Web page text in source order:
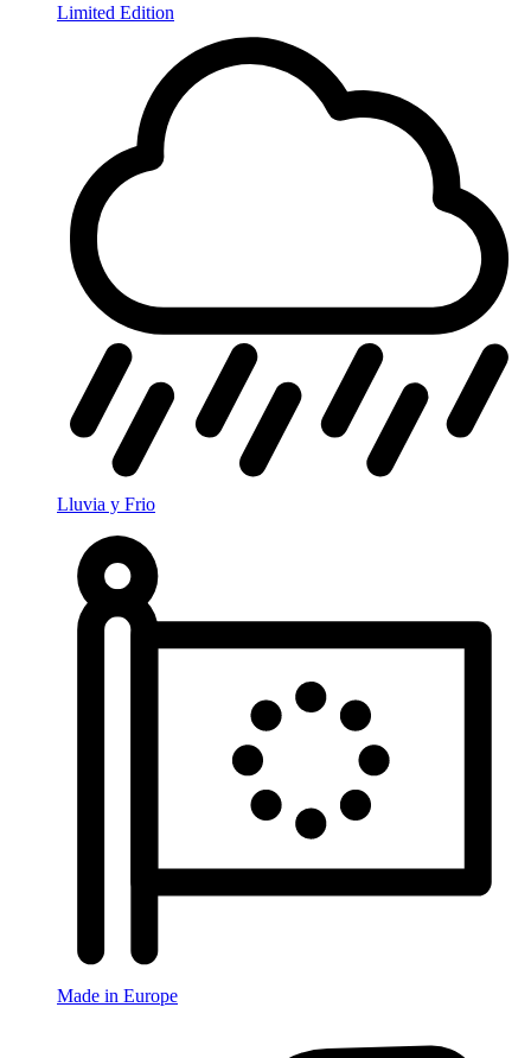
Limited Edition
Lluvia y Frio
Made in Europe